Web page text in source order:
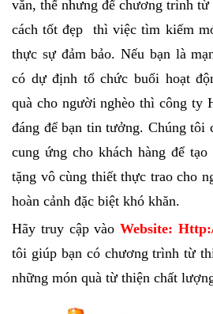
văn, thế nhưng để chương trình
cách tốt đẹp thì việc tìm kiếm
thực sự đảm bảo. Nếu bạn là
có dự định tổ chức buổi hoạt
quà cho người nghèo thì công ty
đáng để bạn tin tưởng. Chúng tôi
cung ứng cho khách hàng để
tặng vô cùng thiết thực trao cho
hoàn cảnh đặc biệt khó khăn.
Hãy truy cập vàoWebsite:
tôi giúp bạn có chương trình từ
những món quà từ thiện chất